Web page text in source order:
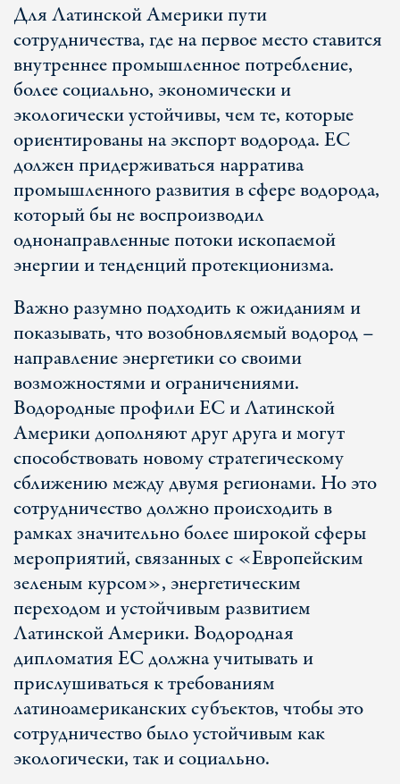
Для Латинской Америки пути
сотрудничества, где на первое место ставится
внутреннее промышленное потребление,
более социально, экономически и
экологически устойчивы, чем те, которые
ориентированы на экспорт водорода. ЕС
должен придерживаться нарратива
промышленного развития в сфере водорода,
который бы не воспроизводил
однонаправленные потоки ископаемой
энергии и тенденций протекционизма.
Важно разумно подходить к ожиданиям и
показывать, что возобновляемый водород –
направление энергетики со своими
возможностями и ограничениями.
Водородные профили ЕС и Латинской
Америки дополняют друг друга и могут
способствовать новому стратегическому
сближению между двумя регионами. Но это
сотрудничество должно происходить в
рамках значительно более широкой сферы
мероприятий, связанных с «Европейским
зеленым курсом», энергетическим
переходом и устойчивым развитием
Латинской Америки. Водородная
дипломатия ЕС должна учитывать и
прислушиваться к требованиям
латиноамериканских субъектов, чтобы это
сотрудничество было устойчивым как
экологически, так и социально.